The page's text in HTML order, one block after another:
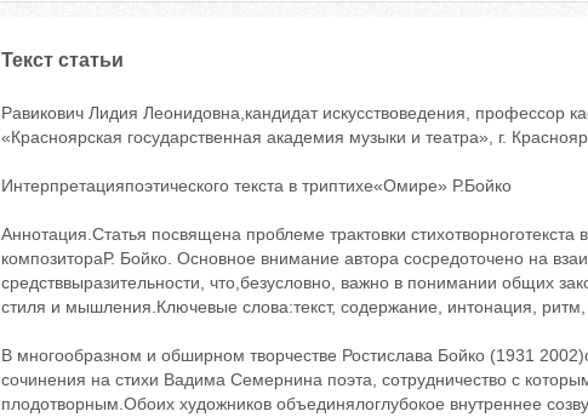
Текст статьи
Равикович Лидия Леонидовна,кандидат искусствоведения,
«Красноярская государственная академия музыки и театра», г.
Интерпретацияпоэтического текста в триптихе«Омире» Р.Бойко
Аннотация.Статья посвящена проблеме трактовки стихотворноготекста
композитораР. Бойко. Основное внимание автора сосредоточено на
средстввыразительности, что,безусловно, важно в понимании общих
стиля и мышления.Ключевые слова:текст, содержание, интонация,
В многообразном и обширном творчестве Ростислава Бойко (1931
сочинения на стихи Вадима Семернина ‬поэта, сотрудничество с
плодотворным.Обоих художников объединялоглубокое внутреннее